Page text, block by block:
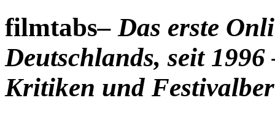
filmtabs– Das erste
Deutschlands, seit
Kritiken und